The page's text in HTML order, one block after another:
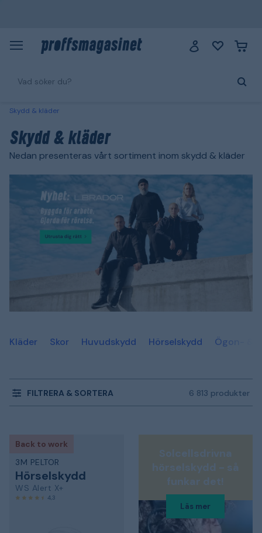
Skydd & kläder
Skydd & kläder
Nedan presenteras vårt sortiment inom skydd & kläder
Kläder Skor Huvudskydd Hörselskydd Ögon- &
FILTRERA & SORTERA 6 813 produkter
Back to work
3M PELTOR
Hörselskydd
WS Alert X+
4,3
Solcellsdrivna
hörselskydd - så
funkar det!
Läs mer